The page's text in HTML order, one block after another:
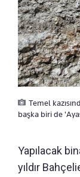
Temel
başka biri de
Yapılacak
yıldır